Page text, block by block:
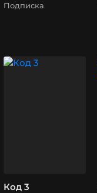
Подписка
Код 3